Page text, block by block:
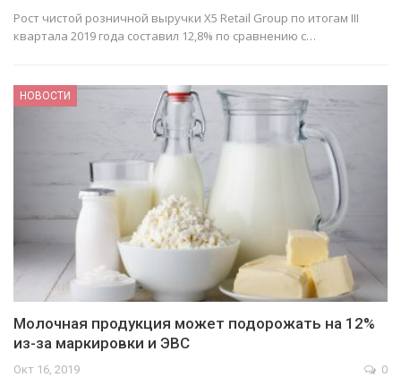
Рост чистой розничной выручки X5 Retail Group по итогам III
квартала 2019 года составил 12,8% по сравнению с…
НОВОСТИ
Молочная продукция может подорожать на 12%
из-за маркировки и ЭВС
Окт 16, 2019 0